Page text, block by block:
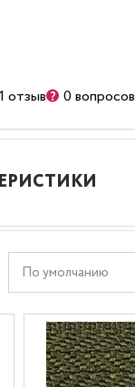
отзыв 0 вопросов
По умолчанию